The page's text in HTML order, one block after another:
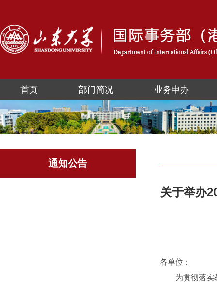
首页 部门简况 业务申办
通知公告
关于举办
各单位：
为贯彻落实